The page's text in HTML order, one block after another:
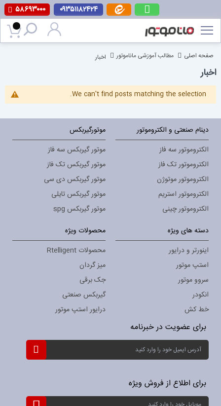
۵۸۶۹۳۰۰۰ ۰۹۳۵۱۱۸۲۴۲۴
به
صفحه اصلی
مطالب آموزشی ماناموتور اخبار
اخبار
We can't find posts matching the selection.
دینام صنعتی و الکتروموتور
الکتروموتور سه فاز
الکتروموتور تک فاز
الکتروموتور موتوژن
الکتروموتور استریم
الکتروموتور چینی
موتورگیربکس
موتور گیربکس سه فاز
موتور گیربکس تک فاز
موتور گیربکس دی سی
موتور گیربکس تایلی
موتور گیربکس spg
دسته های ویژه
اینورتر و درایور
استپ موتور
سروو موتور
انکودر
خط کش
محصولات ویژه
محصولات Rtelligent
میز گردان
جک برقی
گیربکس صنعتی
درایور استپ موتور
برای عضویت در خبرنامه
ثبت
برای
برای اطلاع از فروش ویژه
ثبت